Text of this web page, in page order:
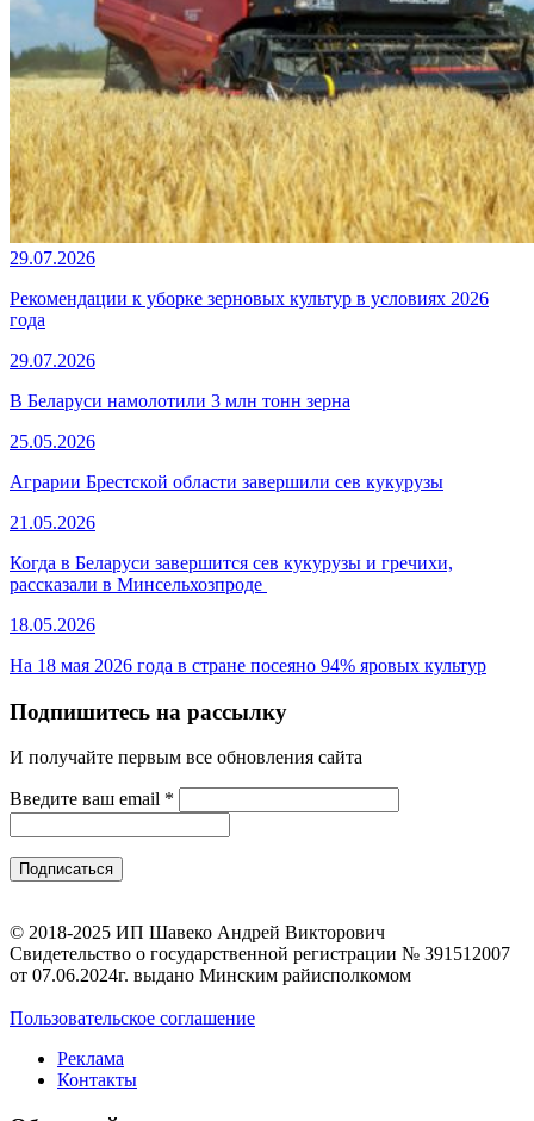
29.07.2026
Рекомендации к уборке зерновых культур в условиях 2026
года
29.07.2026
В Беларуси намолотили 3 млн тонн зерна
25.05.2026
Аграрии Брестской области завершили сев кукурузы
21.05.2026
Когда в Беларуси завершится сев кукурузы и гречихи,
рассказали в Минсельхозпроде
18.05.2026
На 18 мая 2026 года в стране посеяно 94% яровых культур
Подпишитесь на рассылку
И получайте первым все обновления сайта
Введите ваш email *
© 2018-2025 ИП Шавеко Андрей Викторович
Свидетельство о государственной регистрации № 391512007
от 07.06.2024г. выдано Минским райисполкомом
Пользовательское соглашение
Реклама
Контакты